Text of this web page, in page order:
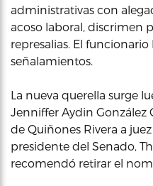
administrativas con
acoso laboral, discrimen
represalias. El
señalamientos.
La nueva querella surge
Jenniffer Aydin
de Quiñones Rivera a
presidente del Senado,
recomendó retirar el